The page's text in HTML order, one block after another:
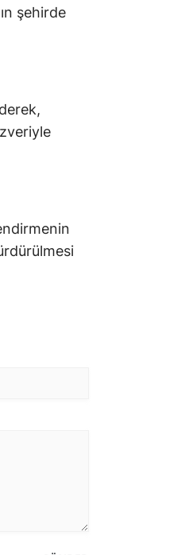
şehirde